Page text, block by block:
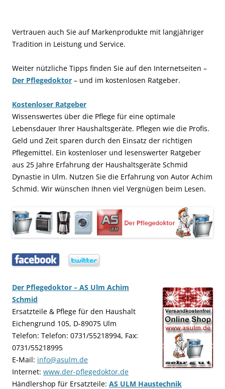
Vertrauen auch Sie auf Markenprodukte mit langjähriger
Tradition in Leistung und Service.
Weiter nützliche Tipps finden Sie auf den Internetseiten –
Der Pflegedoktor – und im kostenlosen Ratgeber.
Kostenloser Ratgeber
Wissenswertes über die Pflege für eine optimale
Lebensdauer Ihrer Haushaltsgeräte. Pflegen wie die Profis.
Geld und Zeit sparen durch den Einsatz der richtigen
Pflegemittel. Ein kostenloser und lesenswerter Ratgeber
aus 25 Jahre Erfahrung der Haushaltsgeräte Schmid
Dynastie in Ulm. Nutzen Sie die Erfahrung von Autor Achim
Schmid. Wir wünschen Ihnen viel Vergnügen beim Lesen.
Der Pflegedoktor – AS Ulm Achim
Schmid
Ersatzteile & Pflege für den Haushalt
Eichengrund 105, D-89075 Ulm
Telefon: Telefon: 0731/55218994, Fax:
0731/55218995
E-Mail: info@asulm.de
Internet: www.der-pflegedoktor.de
Händlershop für Ersatzteile: AS ULM Haustechnik